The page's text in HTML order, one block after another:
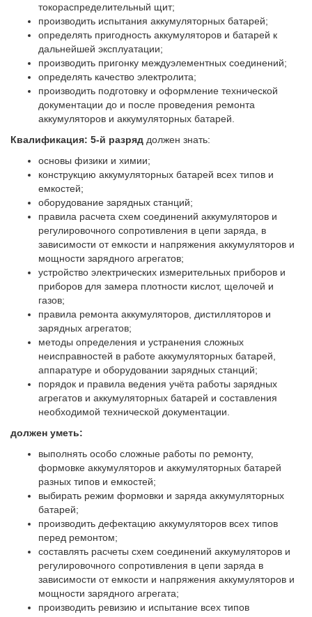
токораспределительный щит;
производить испытания аккумуляторных батарей;
определять пригодность аккумуляторов и батарей к
дальнейшей эксплуатации;
производить пригонку междуэлементных соединений;
определять качество электролита;
производить подготовку и оформление технической
документации до и после проведения ремонта
аккумуляторов и аккумуляторных батарей.
Квалификация: 5-й разряд должен знать:
основы физики и химии;
конструкцию аккумуляторных батарей всех типов и
емкостей;
оборудование зарядных станций;
правила расчета схем соединений аккумуляторов и
регулировочного сопротивления в цепи заряда, в
зависимости от емкости и напряжения аккумуляторов и
мощности зарядного агрегатов;
устройство электрических измерительных приборов и
приборов для замера плотности кислот, щелочей и
газов;
правила ремонта аккумуляторов, дистилляторов и
зарядных агрегатов;
методы определения и устранения сложных
неисправностей в работе аккумуляторных батарей,
аппаратуре и оборудовании зарядных станций;
порядок и правила ведения учёта работы зарядных
агрегатов и аккумуляторных батарей и составления
необходимой технической документации.
должен уметь:
выполнять особо сложные работы по ремонту,
формовке аккумуляторов и аккумуляторных батарей
разных типов и емкостей;
выбирать режим формовки и заряда аккумуляторных
батарей;
производить дефектацию аккумуляторов всех типов
перед ремонтом;
составлять расчеты схем соединений аккумуляторов и
регулировочного сопротивления в цепи заряда в
зависимости от емкости и напряжения аккумуляторов и
мощности зарядного агрегата;
производить ревизию и испытание всех типов